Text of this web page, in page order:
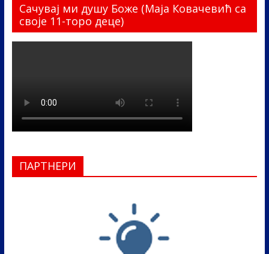
Сачувај ми душу Боже (Маја Ковачевић са
своје 11-торо деце)
ПАРТНЕРИ